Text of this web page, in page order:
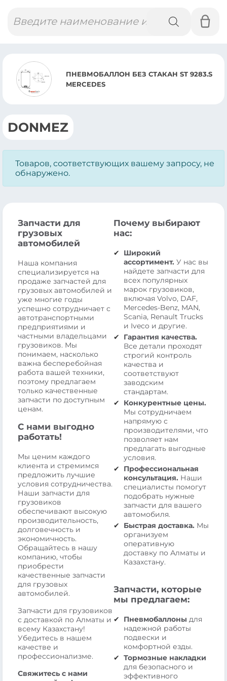
товаров
ПНЕВМОБАЛЛОН БЕЗ СТАКАН ST 9283.S
MERCEDES
DONMEZ
Товаров, соответствующих вашему запросу, не
обнаружено.
Запчасти для
грузовых
автомобилей
Наша компания
специализируется на
продаже запчастей для
грузовых автомобилей и
уже многие годы
успешно сотрудничает с
автотранспортными
предприятиями и
частными владельцами
грузовиков. Мы
понимаем, насколько
важна бесперебойная
работа вашей техники,
поэтому предлагаем
только качественные
запчасти по доступным
ценам.
С нами выгодно
работать!
Мы ценим каждого
клиента и стремимся
предложить лучшие
условия сотрудничества.
Наши запчасти для
грузовиков
обеспечивают высокую
производительность,
долговечность и
экономичность.
Обращайтесь в нашу
компанию, чтобы
приобрести
качественные запчасти
для грузовых
автомобилей.
Запчасти для грузовиков
с доставкой по Алматы и
всему Казахстану!
Убедитесь в нашем
качестве и
профессионализме.
Свяжитесь с нами
Почему выбирают
нас:
Широкий
ассортимент. У нас вы
найдете запчасти для
всех популярных
марок грузовиков,
включая Volvo, DAF,
Mercedes-Benz, MAN,
Scania, Renault Trucks
и Iveco и другие.
Гарантия качества.
Все детали проходят
строгий контроль
качества и
соответствуют
заводским
стандартам.
Конкурентные цены.
Мы сотрудничаем
напрямую с
производителями, что
позволяет нам
предлагать выгодные
условия.
Профессиональная
консультация. Наши
специалисты помогут
подобрать нужные
запчасти для вашего
автомобиля.
Быстрая доставка. Мы
организуем
оперативную
доставку по Алматы и
Казахстану.
Запчасти, которые
мы предлагаем:
Пневмобаллоны для
надежной работы
подвески и
комфортной езды.
Тормозные накладки
для безопасного и
эффективного